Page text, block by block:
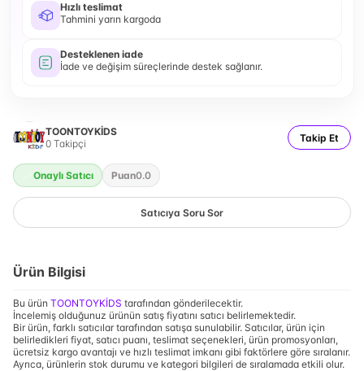
Hızlı teslimat
Tahmini yarın kargoda
Desteklenen iade
İade ve değişim süreçlerinde destek sağlanır.
TOONTOYKİDS
0 Takipçi Takip Et
Onaylı Satıcı Puan0.0
Satıcıya Soru Sor
Ürün Bilgisi
Bu ürün TOONTOYKİDS tarafından gönderilecektir.
İncelemiş olduğunuz ürünün satış fiyatını satıcı belirlemektedir.
Bir ürün, farklı satıcılar tarafından satışa sunulabilir. Satıcılar, ürün için
belirledikleri fiyat, satıcı puanı, teslimat seçenekleri, ürün promosyonları,
ücretsiz kargo avantajı ve hızlı teslimat imkanı gibi faktörlere göre sıralanır.
Ayrıca, ürünlerin stok durumu ve kategori bilgileri de sıralamada etkili olur.